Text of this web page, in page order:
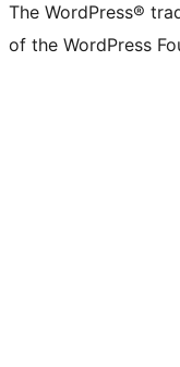
The WordPress®
of the WordPress